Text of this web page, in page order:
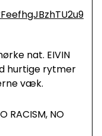
nat. EIVIN
hurtige rytmer
væk.
RACISM, NO